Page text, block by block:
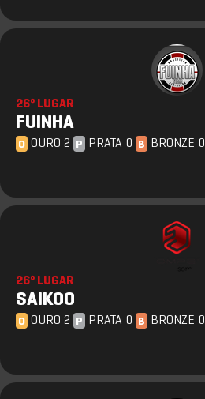
26º LUGAR
FUINHA
O OURO 2 P PRATA 0 B BRONZE 0
26º LUGAR
SAIKOO
O OURO 2 P PRATA 0 B BRONZE 0